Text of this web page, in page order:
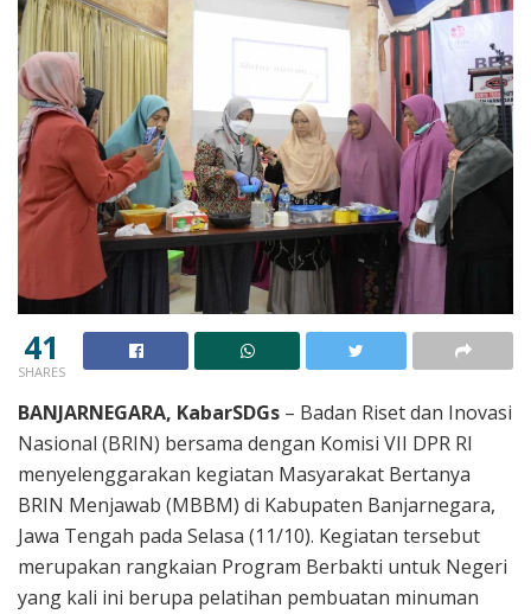
41
SHARES
BANJARNEGARA, KabarSDGs – Badan Riset dan Inovasi
Nasional (BRIN) bersama dengan Komisi VII DPR RI
menyelenggarakan kegiatan Masyarakat Bertanya
BRIN Menjawab (MBBM) di Kabupaten Banjarnegara,
Jawa Tengah pada Selasa (11/10). Kegiatan tersebut
merupakan rangkaian Program Berbakti untuk Negeri
yang kali ini berupa pelatihan pembuatan minuman